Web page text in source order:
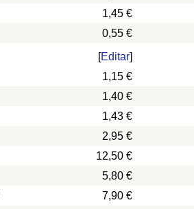
1,45 €
0,55 €
[Editar]
1,15 €
1,40 €
1,43 €
2,95 €
12,50 €
5,80 €
7,90 €